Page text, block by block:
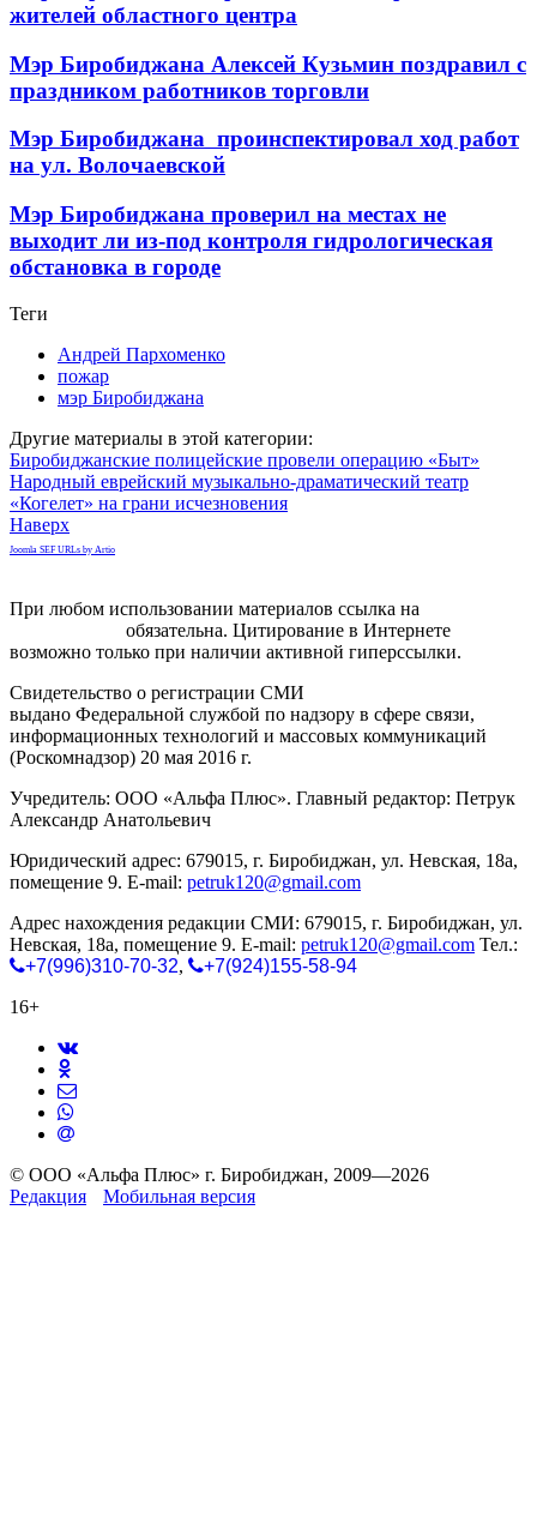
жителей областного центра
Мэр Биробиджана Алексей Кузьмин поздравил с
праздником работников торговли
Мэр Биробиджана проинспектировал ход работ
на ул. Волочаевской
Мэр Биробиджана проверил на местах не
выходит ли из-под контроля гидрологическая
обстановка в городе
Теги
Андрей Пархоменко
пожар
мэр Биробиджана
Другие материалы в этой категории:
Биробиджанские полицейские провели операцию «Быт»
Народный еврейский музыкально-драматический театр
«Когелет» на грани исчезновения
Наверх
Joomla SEF URLs by Artio
При любом использовании материалов ссылка на
обязательна. Цитирование в Интернете
возможно только при наличии активной гиперссылки.
Свидетельство о регистрации СМИ
выдано Федеральной службой по надзору в сфере связи,
информационных технологий и массовых коммуникаций
(Роскомнадзор) 20 мая 2016 г.
Учредитель: ООО «Альфа Плюс». Главный редактор: Петрук
Александр Анатольевич
Юридический адрес: 679015, г. Биробиджан, ул. Невская, 18а,
помещение 9. E-mail: petruk120@gmail.com
Адрес нахождения редакции СМИ: 679015, г. Биробиджан, ул.
Невская, 18а, помещение 9. E-mail: petruk120@gmail.com Тел.:
+7(996)310-70-32,
+7(924)155-58-94
16+
© ООО «Альфа Плюс» г. Биробиджан, 2009—2026
Редакция
Мобильная версия